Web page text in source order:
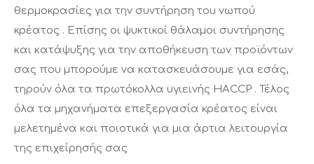
θερμοκρασίες για την συντήρηση του νωπού
κρέατος . Επίσης οι ψυκτικοί θάλαμοι συντήρησης
και κατάψυξης για την αποθήκευση των προϊόντων
σας που μπορούμε να κατασκευάσουμε για εσάς,
τηρούν όλα τα πρωτόκολλα υγιεινής HACCP . Τέλος
όλα τα μηχανήματα επεξεργασία κρέατος είναι
μελετημένα και ποιοτικά για μια άρτια λειτουργία
της επιχείρησής σας